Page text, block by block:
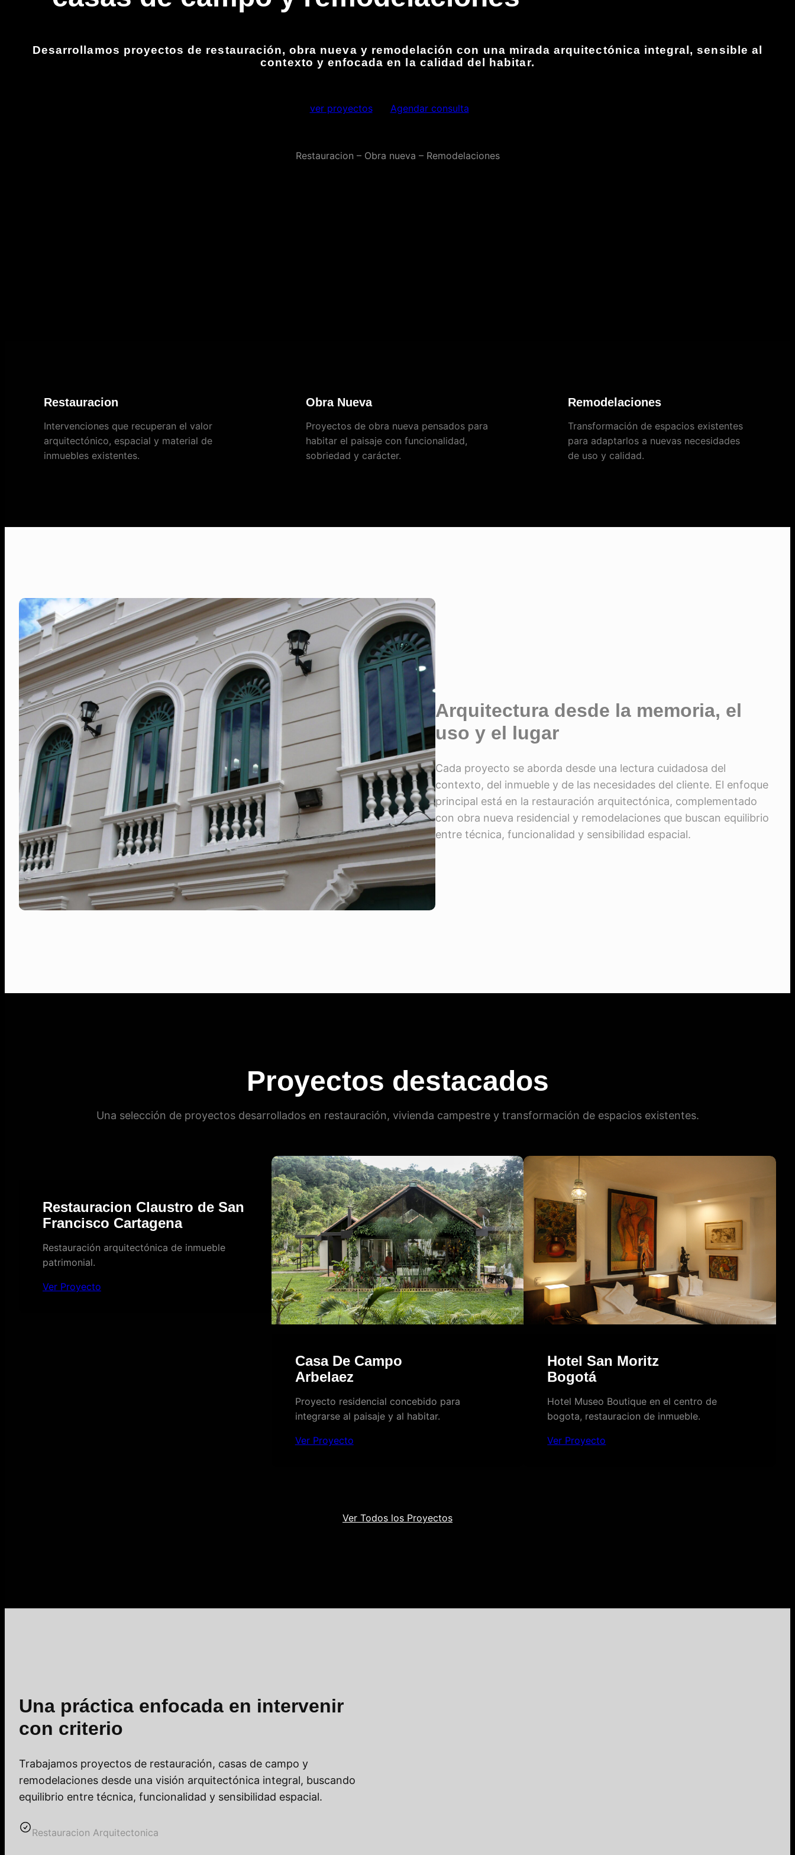
Desarrollamos proyectos de restauración, obra nueva y remodelación con una mirada arquitectónica integral, sensible al
contexto y enfocada en la calidad del habitar.
ver proyectos Agendar consulta
Restauracion – Obra nueva – Remodelaciones
Restauracion
Intervenciones que recuperan el valor
arquitectónico, espacial y material de
inmuebles existentes.
Obra Nueva
Proyectos de obra nueva pensados para
habitar el paisaje con funcionalidad,
sobriedad y carácter.
Remodelaciones
Transformación de espacios existentes
para adaptarlos a nuevas necesidades
de uso y calidad.
Arquitectura desde la memoria, el
uso y el lugar
Cada proyecto se aborda desde una lectura cuidadosa del
contexto, del inmueble y de las necesidades del cliente. El enfoque
principal está en la restauración arquitectónica, complementado
con obra nueva residencial y remodelaciones que buscan equilibrio
entre técnica, funcionalidad y sensibilidad espacial.
Proyectos destacados
Una selección de proyectos desarrollados en restauración, vivienda campestre y transformación de espacios existentes.
Restauracion Claustro de San
Francisco Cartagena
Restauración arquitectónica de inmueble
patrimonial.
Ver Proyecto
Casa De Campo
Arbelaez
Proyecto residencial concebido para
integrarse al paisaje y al habitar.
Ver Proyecto
Hotel San Moritz
Bogotá
Hotel Museo Boutique en el centro de
bogota, restauracion de inmueble.
Ver Proyecto
Ver Todos los Proyectos
Una práctica enfocada en intervenir
con criterio
Trabajamos proyectos de restauración, casas de campo y
remodelaciones desde una visión arquitectónica integral, buscando
equilibrio entre técnica, funcionalidad y sensibilidad espacial.
Restauracion Arquitectonica